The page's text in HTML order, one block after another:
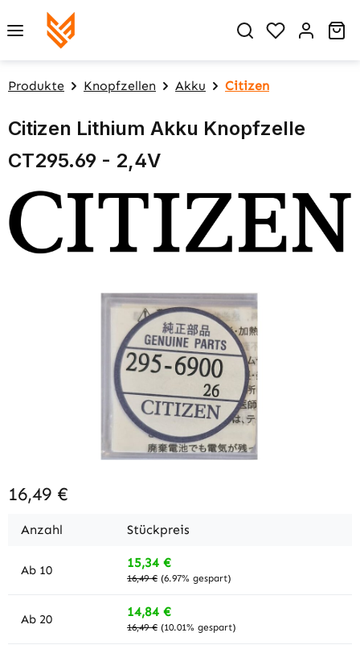
Zum Hauptinhalt springen
Du hast 0
Produkte Knopfzellen Akku Citizen
Citizen Lithium Akku Knopfzelle
CT295.69 - 2,4V
Bildergalerie überspringen
16,49 €
Anzahl Stückpreis
Ab 10 15,34 €
16,49 € (6.97% gespart)
Ab 20 14,84 €
16,49 € (10.01% gespart)